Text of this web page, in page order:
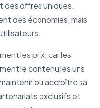
des offres uniques.
des économies, mais
les prix, car les
le contenu les uns
ou accroître sa
exclusifs et